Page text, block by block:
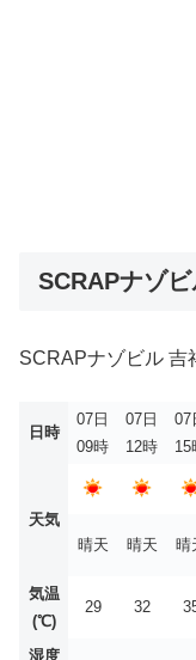
SCRAPナゾ
SCRAPナゾビル 吉
日時
07日
09時
07日
12時
07
15
天気
晴天
晴天 晴
気温
(℃)
29 32
湿度